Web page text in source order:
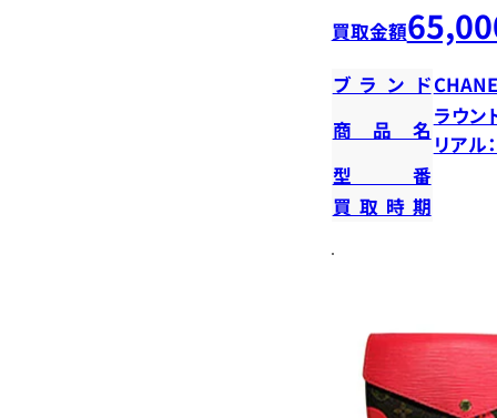
買取金額
ブランド
商品名
ラウン
リアル
型番
買取時期